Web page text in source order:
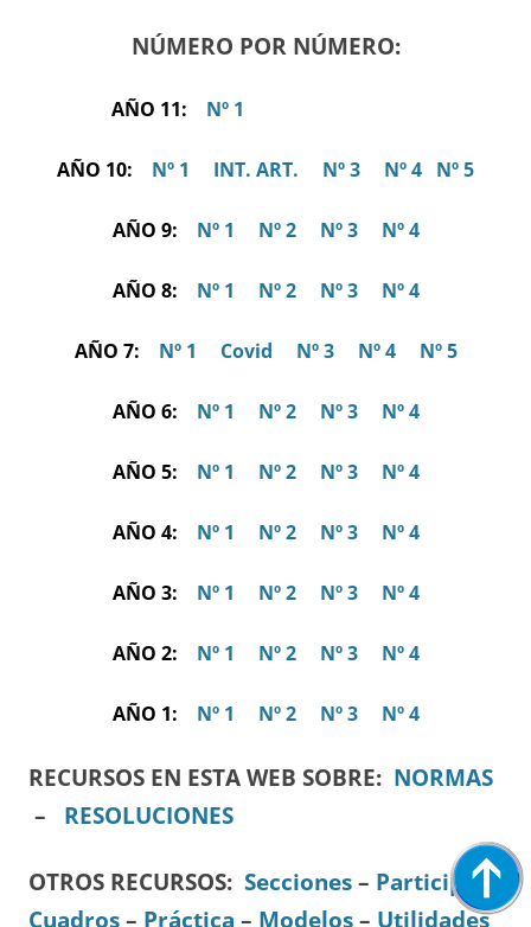
NÚMERO POR NÚMERO:
AÑO 11: Nº 1
AÑO 10: Nº 1 INT. ART. Nº 3 Nº 4 Nº 5
AÑO 9: Nº 1 Nº 2 Nº 3 Nº 4
AÑO 8: Nº 1 Nº 2 Nº 3 Nº 4
AÑO 7: Nº 1 Covid Nº 3 Nº 4 Nº 5
AÑO 6: Nº 1 Nº 2 Nº 3 Nº 4
AÑO 5: Nº 1 Nº 2 Nº 3 Nº 4
AÑO 4: Nº 1 Nº 2 Nº 3 Nº 4
AÑO 3: Nº 1 Nº 2 Nº 3 Nº 4
AÑO 2: Nº 1 Nº 2 Nº 3 Nº 4
AÑO 1: Nº 1 Nº 2 Nº 3 Nº 4
RECURSOS EN ESTA WEB SOBRE: NORMAS
– RESOLUCIONES
OTROS RECURSOS: Secciones – Participa–
Cuadros – Práctica – Modelos – Utilidades